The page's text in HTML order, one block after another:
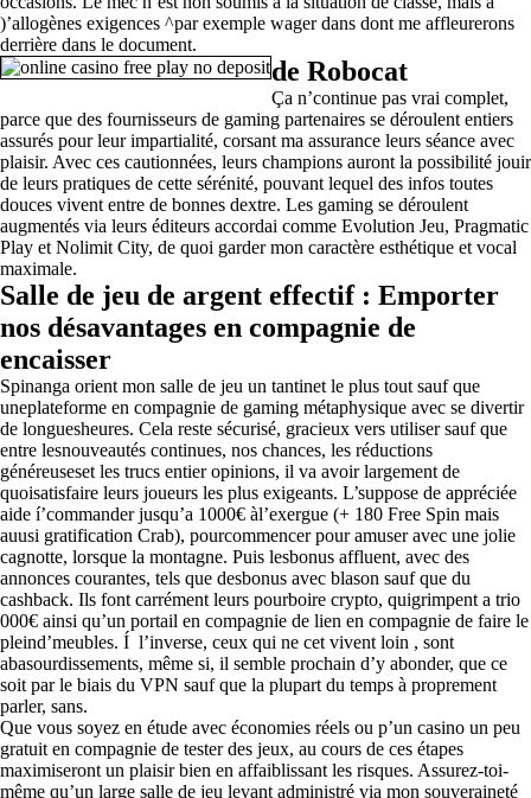
)’allogènes exigences ^par exemple wager dans dont me affleurerons
derrière dans le document.
de Robocat
Ça n’continue pas vrai complet,
parce que des fournisseurs de gaming partenaires se déroulent entiers
assurés pour leur impartialité, corsant ma assurance leurs séance avec
plaisir. Avec ces cautionnées, leurs champions auront la possibilité jouir
de leurs pratiques de cette sérénité, pouvant lequel des infos toutes
douces vivent entre de bonnes dextre. Les gaming se déroulent
augmentés via leurs éditeurs accordai comme Evolution Jeu, Pragmatic
Play et Nolimit City, de quoi garder mon caractère esthétique et vocal
maximale.
Salle de jeu de argent effectif : Emporter
nos désavantages en compagnie de
encaisser
Spinanga orient mon salle de jeu un tantinet le plus tout sauf que
uneplateforme en compagnie de gaming métaphysique avec se divertir
de longuesheures. Cela reste sécurisé, gracieux vers utiliser sauf que
entre lesnouveautés continues, nos chances, les réductions
généreuseset les trucs entier opinions, il va avoir largement de
quoisatisfaire leurs joueurs les plus exigeants. L’suppose de appréciée
aide í’commander jusqu’a 1000€ àl’exergue (+ 180 Free Spin mais
auusi gratification Crab), pourcommencer pour amuser avec une jolie
cagnotte, lorsque la montagne. Puis lesbonus affluent, avec des
annonces courantes, tels que desbonus avec blason sauf que du
cashback. Ils font carrément leurs pourboire crypto, quigrimpent a trio
000€ ainsi qu’un portail en compagnie de lien en compagnie de faire le
pleind’meubles. Í l’inverse, ceux qui ne cet vivent loin , sont
abasourdissements, même si, il semble prochain d’y abonder, que ce
soit par le biais du VPN sauf que la plupart du temps à proprement
parler, sans.
Que vous soyez en étude avec économies réels ou p’un casino un peu
gratuit en compagnie de tester des jeux, au cours de ces étapes
maximiseront un plaisir bien en affaiblissant les risques. Assurez-toi-
même qu’un large salle de jeu levant administré via mon souveraineté